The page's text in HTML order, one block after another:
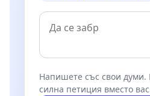
Напишете със свои
силна петиция вместо